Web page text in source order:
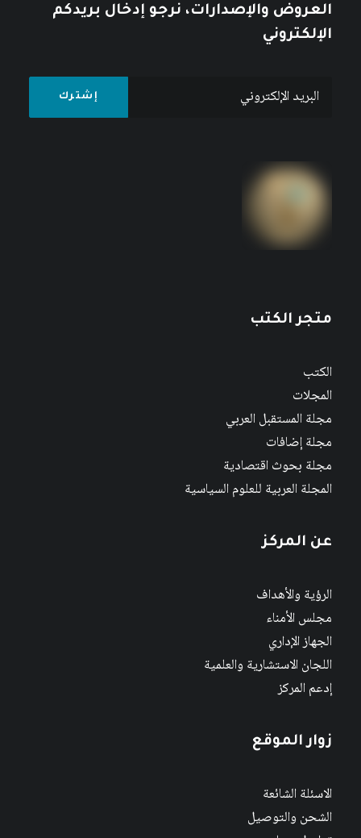
العروض والإصدارات، نرجو إدخال بريدكم
الإلكتروني
متجر الكتب
الكتب
المجلات
مجلة المستقبل العربي
مجلة إضافات
مجلة بحوث اقتصادية
المجلة العربية للعلوم السياسية
عن المركز
الرؤية والأهداف
مجلس الأمناء
الجهاز الإداري
اللجان الاستشارية والعلمية
إدعم المركز
زوار الموقع
الاسئلة الشائعة
الشحن والتوصيل